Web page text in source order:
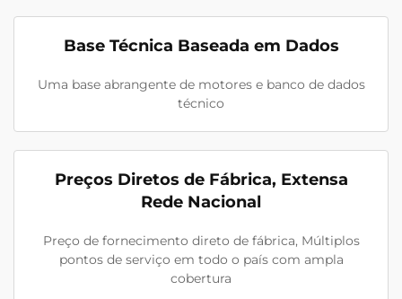
Base Técnica Baseada em Dados
Uma base abrangente de motores e banco de dados
técnico
Preços Diretos de Fábrica, Extensa
Rede Nacional
Preço de fornecimento direto de fábrica, Múltiplos
pontos de serviço em todo o país com ampla
cobertura